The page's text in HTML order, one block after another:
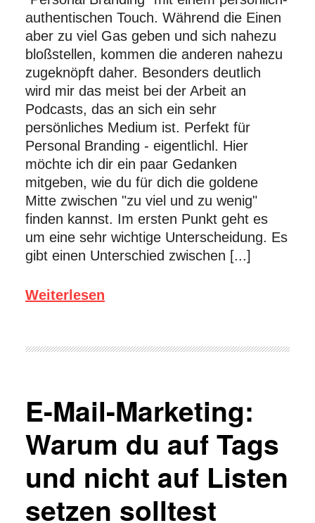
authentischen Touch. Während die Einen
aber zu viel Gas geben und sich nahezu
bloßstellen, kommen die anderen nahezu
zugeknöpft daher. Besonders deutlich
wird mir das meist bei der Arbeit an
Podcasts, das an sich ein sehr
persönliches Medium ist. Perfekt für
Personal Branding - eigentlichl. Hier
möchte ich dir ein paar Gedanken
mitgeben, wie du für dich die goldene
Mitte zwischen "zu viel und zu wenig"
finden kannst. Im ersten Punkt geht es
um eine sehr wichtige Unterscheidung. Es
gibt einen Unterschied zwischen [...]
Weiterlesen
E-Mail-Marketing:
Warum du auf Tags
und nicht auf Listen
setzen solltest